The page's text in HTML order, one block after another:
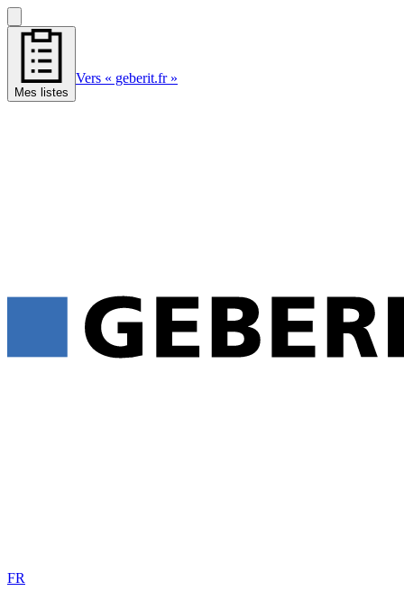
Mes listes
Vers « geberit.fr »
FR